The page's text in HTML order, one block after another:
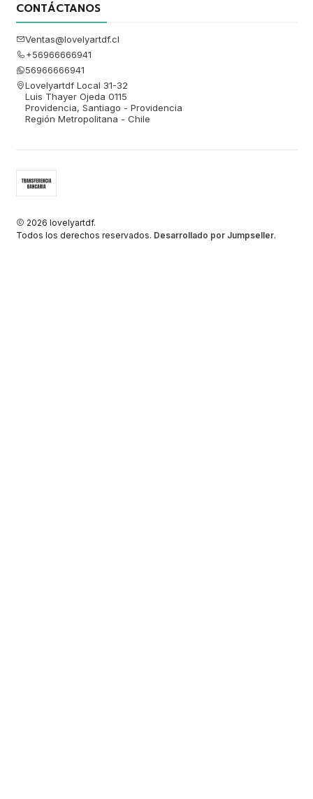
CONTÁCTANOS
Ventas@lovelyartdf.cl
+56966666941
56966666941
Lovelyartdf Local 31-32
Luis Thayer Ojeda 0115
Providencia, Santiago - Providencia
Región Metropolitana - Chile
2026 lovelyartdf.
Todos los derechos reservados. Desarrollado por Jumpseller.